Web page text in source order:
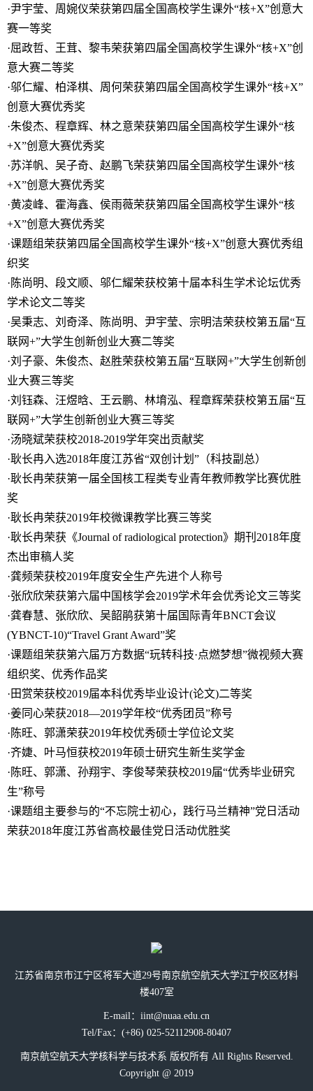
·尹宇莹、周婉仪荣获第四届全国高校学生课外“核+X”创意大
赛一等奖
·屈政哲、王茸、黎韦荣获第四届全国高校学生课外“核+X”创
意大赛二等奖
·邬仁耀、柏泽棋、周何荣获第四届全国高校学生课外“核+X”
创意大赛优秀奖
·朱俊杰、程章辉、林之意荣获第四届全国高校学生课外“核
+X”创意大赛优秀奖
·苏洋帆、吴子奇、赵鹏飞荣获第四届全国高校学生课外“核
+X”创意大赛优秀奖
·黄凌峰、霍海鑫、侯雨薇荣获第四届全国高校学生课外“核
+X”创意大赛优秀奖
·课题组荣获第四届全国高校学生课外“核+X”创意大赛优秀组
织奖
·陈尚明、段文顺、邬仁耀荣获校第十届本科生学术论坛优秀
学术论文二等奖
·吴秉志、刘奇泽、陈尚明、尹宇莹、宗明洁荣获校第五届“互
联网+”大学生创新创业大赛二等奖
·刘子豪、朱俊杰、赵胜荣获校第五届“互联网+”大学生创新创
业大赛三等奖
·刘钰森、汪煜晗、王云鹏、林堉泓、程章辉荣获校第五届“互
联网+”大学生创新创业大赛三等奖
·汤晓斌荣获校2018-2019学年突出贡献奖
·耿长冉入选2018年度江苏省“双创计划”（科技副总）
·耿长冉荣获第一届全国核工程类专业青年教师教学比赛优胜
奖
·耿长冉荣获2019年校微课教学比赛三等奖
·耿长冉荣获《Journal of radiological protection》期刊2018年度
杰出审稿人奖
·龚频荣获校2019年度安全生产先进个人称号
·张欣欣荣获第六届中国核学会2019学术年会优秀论文三等奖
·龚春慧、张欣欣、吴韶鹃获第十届国际青年BNCT会议
(YBNCT-10)“Travel Grant Award”奖
·课题组荣获第六届万方数据“玩转科技·点燃梦想”微视频大赛
组织奖、优秀作品奖
·田赏荣获校2019届本科优秀毕业设计(论文)二等奖
·姜同心荣获2018—2019学年校“优秀团员”称号
·陈旺、郭潇荣获2019年校优秀硕士学位论文奖
·齐婕、叶马恒获校2019年硕士研究生新生奖学金
·陈旺、郭潇、孙翔宇、李俊琴荣获校2019届“优秀毕业研究
生”称号
·课题组主要参与的“不忘院士初心，践行马兰精神”党日活动
荣获2018年度江苏省高校最佳党日活动优胜奖
江苏省南京市江宁区将军大道29号南京航空航天大学江宁校区材料
楼407室
E-mail：iint@nuaa.edu.cn
Tel/Fax：(+86) 025-52112908-80407
南京航空航天大学核科学与技术系 版权所有 All Rights Reserved.
Copyright @ 2019